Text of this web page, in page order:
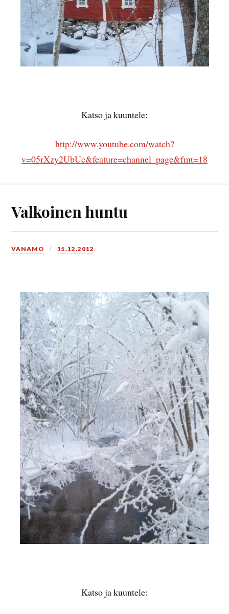
Katso ja kuuntele:
http://www.youtube.com/watch?
v=05rXzy2UbUc&feature=channel_page&fmt=18
Valkoinen huntu
VANAMO 15.12.2012
Katso ja kuuntele: